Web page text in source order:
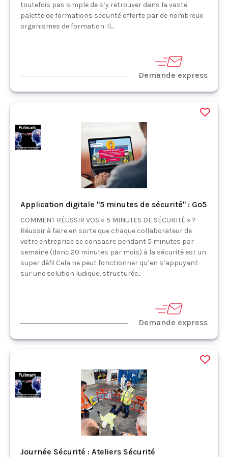
toutefois pas simple de s’y retrouver dans la vaste
palette de formations sécurité offerte par de nombreux
organismes de formation. Il...
Demande express
Application digitale "5 minutes de sécurité" : Go5
COMMENT RÉUSSIR VOS « 5 MINUTES DE SÉCURITÉ » ?
Réussir à faire en sorte que chaque collaborateur de
votre entreprise se consacre pendant 5 minutes par
semaine (donc 20 minutes par mois) à la sécurité est un
super défi! Cela ne peut fonctionner qu’en s’appuyant
sur une solution ludique, structurée...
Demande express
Journée Sécurité : Ateliers Sécurité